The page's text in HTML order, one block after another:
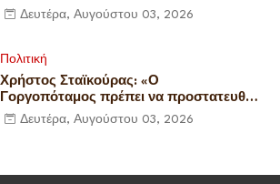
Κατασκηνώσεις στο Ελευθεροχώρι
Δευτέρα, Αυγούστου 03, 2026
Πολιτική
Χρήστος Σταϊκούρας: «Ο
Γοργοπόταμος πρέπει να προστατευθεί
– Όχι στην αδειοδότηση του Μικρού
Υδροηλεκτρικού Έργου στη
Δευτέρα, Αυγούστου 03, 2026